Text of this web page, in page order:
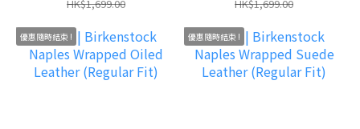
HK$1,699.00 HK$1,699.00
優惠隨時結束 ! 優惠隨時結束 !